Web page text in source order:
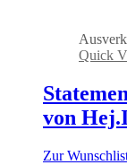
Quick
von
Zur